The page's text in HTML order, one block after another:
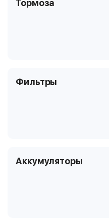
Тормоза
Фильтры
Аккумуляторы